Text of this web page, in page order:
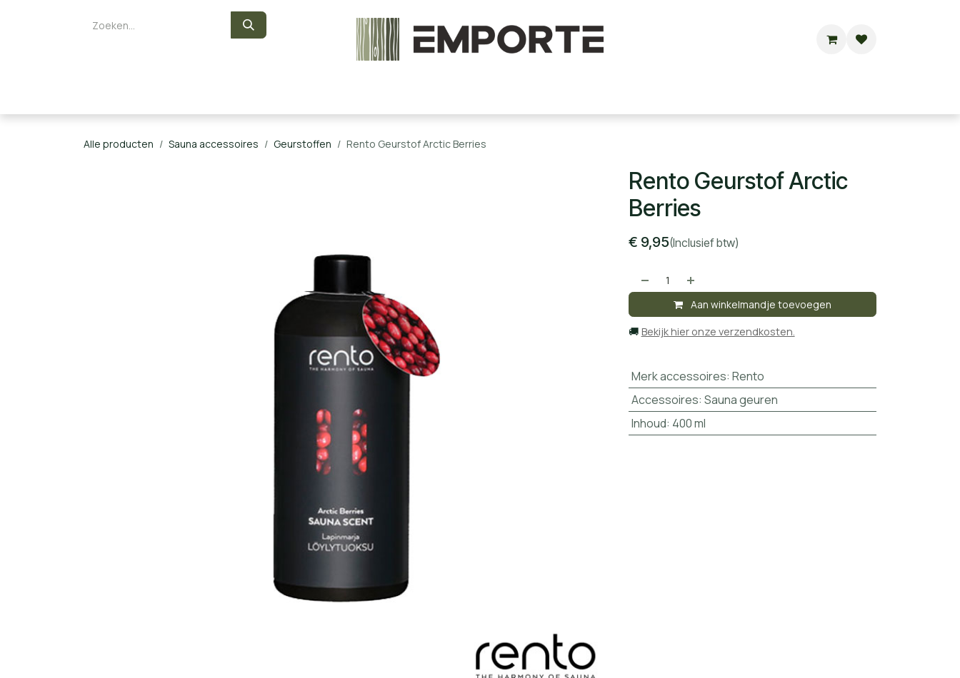
Alle producten Sauna accessoires Geurstoffen Rento Geurstof Arctic Berries
Rento Geurstof Arctic
Berries
€ 9,95(Inclusief btw)
Aan winkelmandje toevoegen
🚚 Bekijk hier onze verzendkosten.
Merk accessoires:Rento
Accessoires:Sauna geuren
Inhoud: 400 ml